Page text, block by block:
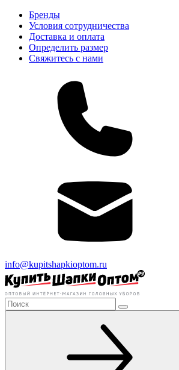
Бренды
Условия сотрудничества
Доставка и оплата
Определить размер
Свяжитесь с нами
info@kupitshapkioptom.ru